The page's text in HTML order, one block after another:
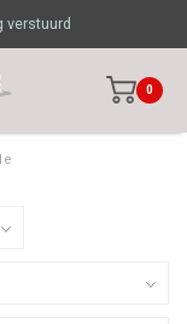
verstuurd
0